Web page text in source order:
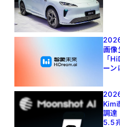
画
「
ーン
調
5.5